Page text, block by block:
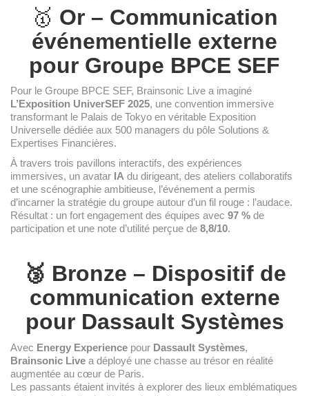
🥇 Or – Communication
événementielle externe
pour Groupe BPCE SEF
Pour le Groupe BPCE SEF, Brainsonic Live a imaginé
L’Exposition UniverSEF 2025, une convention immersive
transformant le Palais de Tokyo en véritable Exposition
Universelle dédiée aux 500 managers du pôle Solutions &
Expertises Financières.
À travers trois pavillons interactifs, des expériences
immersives, un avatar IA du dirigeant, des ateliers collaboratifs
et une scénographie ambitieuse, l’événement a permis
d’incarner la stratégie du groupe autour d’un fil rouge : l’audace.
Résultat : un fort engagement des équipes avec 97 % de
participation et une note d’utilité perçue de 8,8/10.
🥉 Bronze – Dispositif de
communication externe
pour Dassault Systèmes
Avec Energy Experience pour Dassault Systèmes,
Brainsonic Live a déployé une chasse au trésor en réalité
augmentée au cœur de Paris.
Les passants étaient invités à explorer des lieux emblématiques